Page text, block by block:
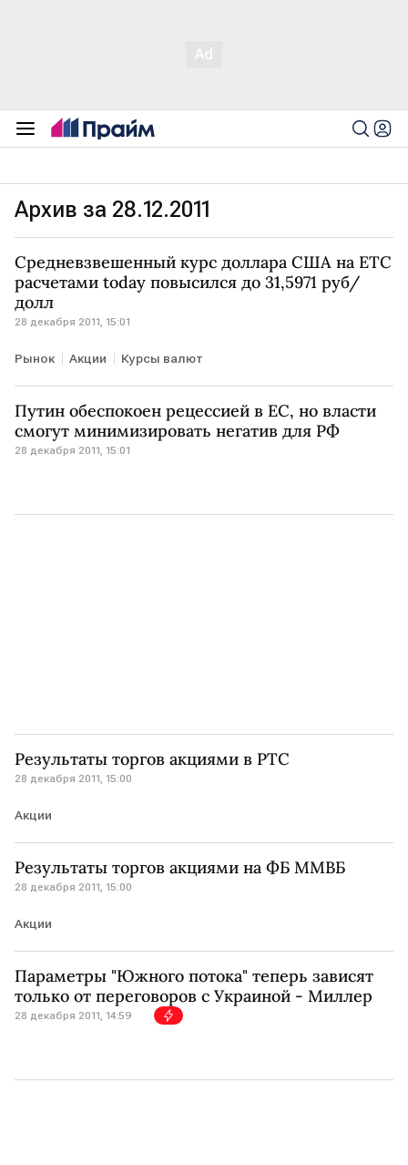
Архив за 28.12.2011
Средневзвешенный курс доллара США на ЕТС
расчетами today повысился до 31,5971 руб/
долл
28 декабря 2011, 15:01
Рынок Акции Курсы валют
Путин обеспокоен рецессией в ЕС, но власти
смогут минимизировать негатив для РФ
28 декабря 2011, 15:01
Результаты торгов акциями в РТС
28 декабря 2011, 15:00
Акции
Результаты торгов акциями на ФБ ММВБ
28 декабря 2011, 15:00
Акции
Параметры "Южного потока" теперь зависят
только от переговоров с Украиной - Миллер
28 декабря 2011, 14:59